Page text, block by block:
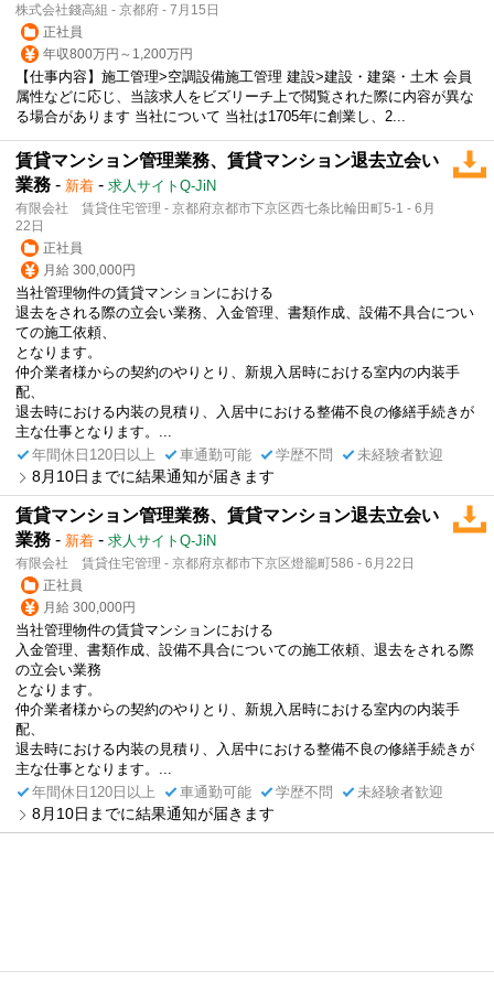
株式会社錢高組 - 京都府 - 7月15日
正社員
年収800万円～1,200万円
【仕事内容】施工管理>空調設備施工管理 建設>建設・建築・土木 会員
属性などに応じ、当該求人をビズリーチ上で閲覧された際に内容が異な
る場合があります 当社について 当社は1705年に創業し、2...
賃貸マンション管理業務、賃貸マンション退去立会い
業務 - 新着 - 求人サイトQ-JiN
有限会社 賃貸住宅管理 - 京都府京都市下京区西七条比輪田町5-1 - 6月
22日
正社員
月給 300,000円
当社管理物件の賃貸マンションにおける
退去をされる際の立会い業務、入金管理、書類作成、設備不具合につい
ての施工依頼、
となります。
仲介業者様からの契約のやりとり、新規入居時における室内の内装手
配、
退去時における内装の見積り、入居中における整備不良の修繕手続きが
主な仕事となります。...
年間休日120日以上
車通勤可能 学歴不問 未経験者歓迎
8月10日までに結果通知が届きます
賃貸マンション管理業務、賃貸マンション退去立会い
業務 - 新着 - 求人サイトQ-JiN
有限会社 賃貸住宅管理 - 京都府京都市下京区燈籠町586 - 6月22日
正社員
月給 300,000円
当社管理物件の賃貸マンションにおける
入金管理、書類作成、設備不具合についての施工依頼、退去をされる際
の立会い業務
となります。
仲介業者様からの契約のやりとり、新規入居時における室内の内装手
配、
退去時における内装の見積り、入居中における整備不良の修繕手続きが
主な仕事となります。...
年間休日120日以上
車通勤可能 学歴不問 未経験者歓迎
8月10日までに結果通知が届きます